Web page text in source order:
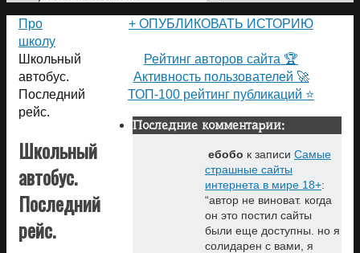
Home
Про
школу
Школьный
автобус.
Последний
рейс.
Школьный
автобус.
Последний
рейс.
+ ОПУБЛИКОВАТЬ ИСТОРИЮ
Рейтинг авторов сайта 🏆
Активность пользователей 🚀
ТОП-100 рейтинг публикаций ⭐
Последние комментарии:
ебобо к записи Самые
страшные сайты
интернета в мире 18+:
“автор не виноват. когда
он это постил сайты
были еще доступны. но я
солидарен с вами, я